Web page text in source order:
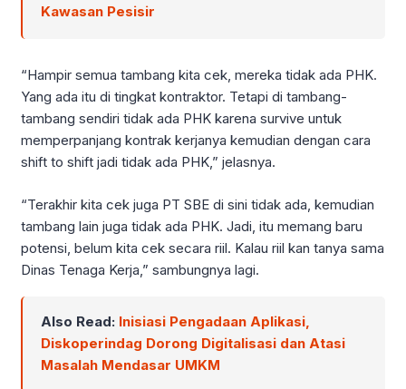
Kawasan Pesisir
“Hampir semua tambang kita cek, mereka tidak ada PHK.
Yang ada itu di tingkat kontraktor. Tetapi di tambang-
tambang sendiri tidak ada PHK karena survive untuk
memperpanjang kontrak kerjanya kemudian dengan cara
shift to shift jadi tidak ada PHK,” jelasnya.
“Terakhir kita cek juga PT SBE di sini tidak ada, kemudian
tambang lain juga tidak ada PHK. Jadi, itu memang baru
potensi, belum kita cek secara riil. Kalau riil kan tanya sama
Dinas Tenaga Kerja,” sambungnya lagi.
Also Read: Inisiasi Pengadaan Aplikasi,
Diskoperindag Dorong Digitalisasi dan Atasi
Masalah Mendasar UMKM